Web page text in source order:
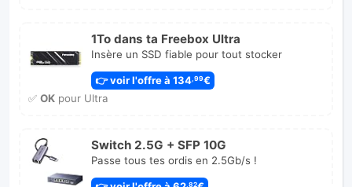
1To dans ta Freebox Ultra
Insère un SSD fiable pour tout stocker
👉 voir l'offre à 134 ,99€
✅ OKpour Ultra
Switch 2.5G + SFP 10G
Passe tous tes ordis en 2.5Gb/s !
,82